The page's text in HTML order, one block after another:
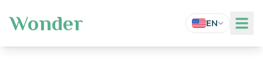
Wonder EN